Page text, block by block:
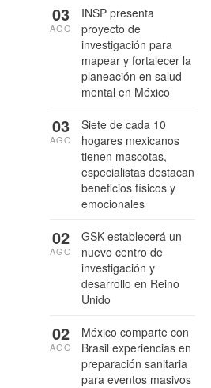
INSP presenta
proyecto de
investigación para
mapear y fortalecer la
planeación en salud
mental en México
03
AGO
Siete de cada 10
hogares mexicanos
tienen mascotas,
especialistas destacan
beneficios físicos y
emocionales
03
AGO
GSK establecerá un
nuevo centro de
investigación y
desarrollo en Reino
Unido
02
AGO
México comparte con
Brasil experiencias en
preparación sanitaria
para eventos masivos
02
AGO